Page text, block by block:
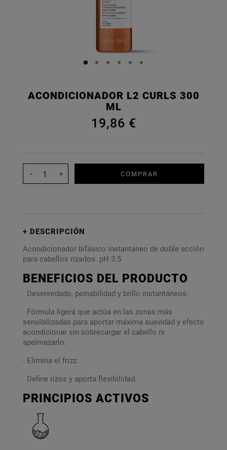
ACONDICIONADOR L2 CURLS 300
ML
19,86 €
COMPRAR
DESCRIPCIÓN
Acondicionador bifásico instantáneo de doble acción
para cabellos rizados. pH 3.5
BENEFICIOS DEL PRODUCTO
· Desenredado, peinabilidad y brillo instantáneos.
· Fórmula ligera que actúa en las zonas más
sensibilizadas para aportar máxima suavidad y efecto
acondicionar sin sobrecargar el cabello ni
apelmazarlo.
· Elimina el frizz.
· Define rizos y aporta flexibilidad.
PRINCIPIOS ACTIVOS